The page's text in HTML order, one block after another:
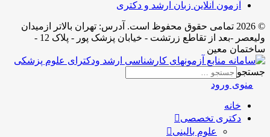
آزمون آنلاین زبان ارشد و دکتری
© 2026 تمامی حقوق محفوظ است. آدرس:‌ تهران بالاتر ازمیدان
ولیعصر -بعد از تقاطع زرتشت - خیابان پزشک پور - پلاک 12 -
ساختمان معین
جستجو
منوی ورود
خانه
دکتری تخصصی
علوم بالینی